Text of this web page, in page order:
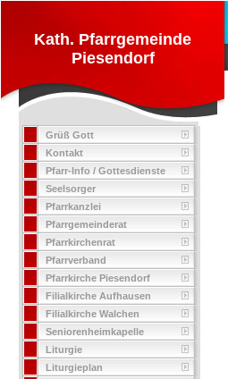
Kath. Pfarrgemeinde
Piesendorf
Grüß Gott
Kontakt
Pfarr-Info / Gottesdienste
Seelsorger
Pfarrkanzlei
Pfarrgemeinderat
Pfarrkirchenrat
Pfarrverband
Pfarrkirche Piesendorf
Filialkirche Aufhausen
Filialkirche Walchen
Seniorenheimkapelle
Liturgie
Liturgieplan